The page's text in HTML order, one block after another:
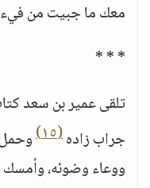
معك ما جبيت من فيء
* * *
تلقى عمير بن سعد
جراب زاده(١٥)
ووعاء وضوئه،